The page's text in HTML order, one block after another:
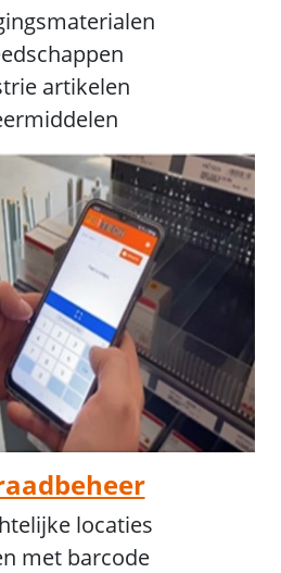
artikelen
locaties
met barcode